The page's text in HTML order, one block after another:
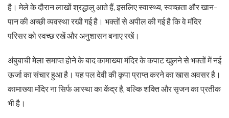
है। मेले के दौरान लाखों श्रद्धालु आते हैं, इसलिए स्वास्थ्य, स्वच्छता और खान-
पान की अच्छी व्यवस्था रखी गई है। भक्तों से अपील की गई है कि वे मंदिर
परिसर को स्वच्छ रखें और अनुशासन बनाए रखें।
अंबुबाची मेला समाप्त होने के बाद कामाख्या मंदिर के कपाट खुलने से भक्तों में नई
ऊर्जा का संचार हुआ है। यह पल देवी की कृपा प्राप्त करने का खास अवसर है।
कामाख्या मंदिर ना सिर्फ आस्था का केंद्र है, बल्कि शक्ति और सृजन का प्रतीक
भी है।